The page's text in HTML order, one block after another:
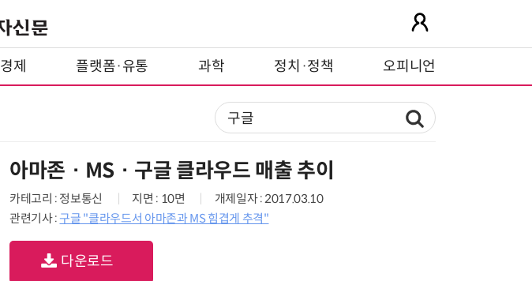
경제 플랫폼·유통 과학 정치·정책 오피니언
아마존 · MS · 구글 클라우드 매출 추이
카테고리 : 정보통신 지면 : 10면
개제일자 : 2017.03.10
관련기사 : 구글 "클라우드서 아마존과 MS 힘겹게 추격"
다운로드